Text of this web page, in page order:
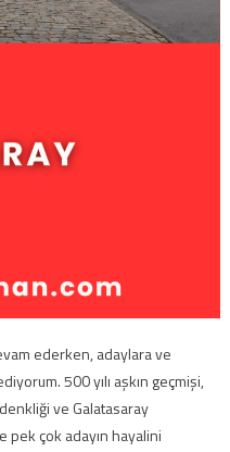
ederken, adaylara ve
500 yılı aşkın geçmişi,
ve Galatasaray
pek çok adayın hayalini